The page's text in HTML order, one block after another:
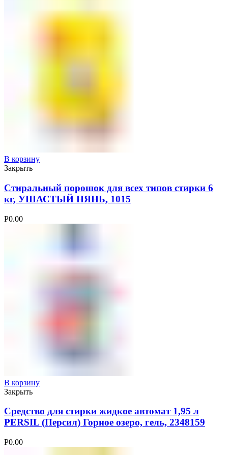
В корзину
Закрыть
Стиральный порошок для всех типов стирки 6
кг, УШАСТЫЙ НЯНЬ, 1015
Р0.00
В корзину
Закрыть
Средство для стирки жидкое автомат 1,95 л
PERSIL (Персил) Горное озеро, гель, 2348159
Р0.00